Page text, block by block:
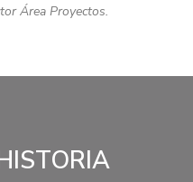
Área Proyectos.